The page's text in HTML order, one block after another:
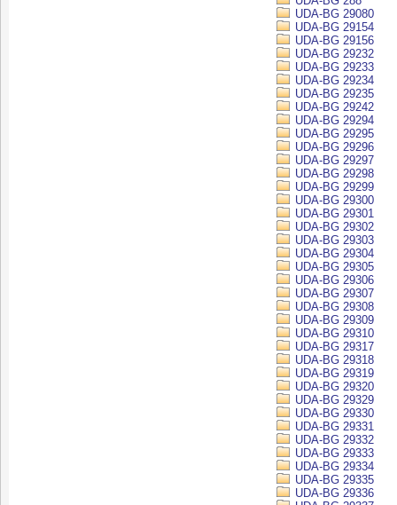
UDA-BG 29080
UDA-BG 29154
UDA-BG 29156
UDA-BG 29232
UDA-BG 29233
UDA-BG 29234
UDA-BG 29235
UDA-BG 29242
UDA-BG 29294
UDA-BG 29295
UDA-BG 29296
UDA-BG 29297
UDA-BG 29298
UDA-BG 29299
UDA-BG 29300
UDA-BG 29301
UDA-BG 29302
UDA-BG 29303
UDA-BG 29304
UDA-BG 29305
UDA-BG 29306
UDA-BG 29307
UDA-BG 29308
UDA-BG 29309
UDA-BG 29310
UDA-BG 29317
UDA-BG 29318
UDA-BG 29319
UDA-BG 29320
UDA-BG 29329
UDA-BG 29330
UDA-BG 29331
UDA-BG 29332
UDA-BG 29333
UDA-BG 29334
UDA-BG 29335
UDA-BG 29336